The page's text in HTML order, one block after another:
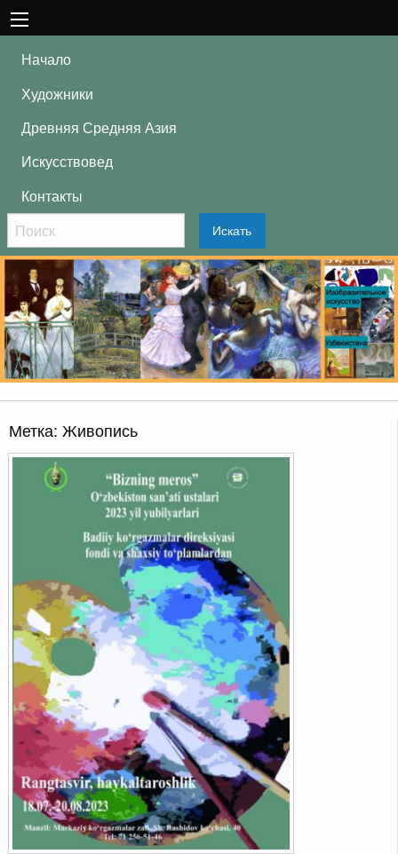
Начало
Художники
Древняя Средняя Азия
Искусствовед
Контакты
Искать
Метка: Живопись